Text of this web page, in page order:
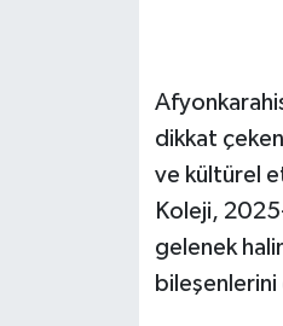
dikkat
ve kültürel
Koleji,
gelenek